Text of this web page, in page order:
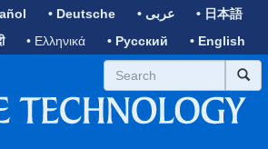
• Deutsche • عربى
• 日本語
• Ελληνικά • Русский • English